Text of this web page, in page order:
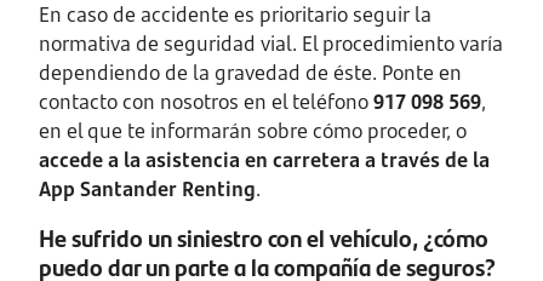
En caso de accidente es prioritario seguir la
normativa de seguridad vial. El procedimiento varía
dependiendo de la gravedad de éste. Ponte en
contacto con nosotros en el teléfono917 098 569,
en el que te informarán sobre cómo proceder, o
accede a la asistencia en carretera a través de la
App Santander Renting.
He sufrido un siniestro con el vehículo, ¿cómo
puedo dar un parte a la compañía de seguros?